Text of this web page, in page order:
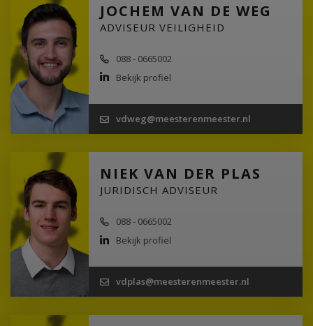
JOCHEM VAN DE WEG
ADVISEUR VEILIGHEID
088 - 0665002
Bekijk profiel
vdweg@meesterenmeester.nl
NIEK VAN DER PLAS
JURIDISCH ADVISEUR
088 - 0665002
Bekijk profiel
vdplas@meesterenmeester.nl